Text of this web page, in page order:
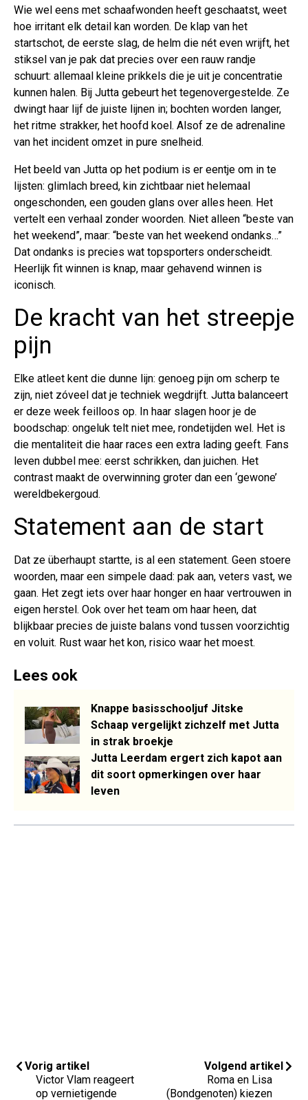
Wie wel eens met schaafwonden heeft geschaatst, weet
hoe irritant elk detail kan worden. De klap van het
startschot, de eerste slag, de helm die nét even wrijft, het
stiksel van je pak dat precies over een rauw randje
schuurt: allemaal kleine prikkels die je uit je concentratie
kunnen halen. Bij Jutta gebeurt het tegenovergestelde. Ze
dwingt haar lijf de juiste lijnen in; bochten worden langer,
het ritme strakker, het hoofd koel. Alsof ze de adrenaline
van het incident omzet in pure snelheid.
Het beeld van Jutta op het podium is er eentje om in te
lijsten: glimlach breed, kin zichtbaar niet helemaal
ongeschonden, een gouden glans over alles heen. Het
vertelt een verhaal zonder woorden. Niet alleen “beste van
het weekend”, maar: “beste van het weekend ondanks…”
Dat ondanks is precies wat topsporters onderscheidt.
Heerlijk fit winnen is knap, maar gehavend winnen is
iconisch.
De kracht van het streepje
pijn
Elke atleet kent die dunne lijn: genoeg pijn om scherp te
zijn, niet zóveel dat je techniek wegdrijft. Jutta balanceert
er deze week feilloos op. In haar slagen hoor je de
boodschap: ongeluk telt niet mee, rondetijden wel. Het is
die mentaliteit die haar races een extra lading geeft. Fans
leven dubbel mee: eerst schrikken, dan juichen. Het
contrast maakt de overwinning groter dan een ‘gewone’
wereldbekergoud.
Statement aan de start
Dat ze überhaupt startte, is al een statement. Geen stoere
woorden, maar een simpele daad: pak aan, veters vast, we
gaan. Het zegt iets over haar honger en haar vertrouwen in
eigen herstel. Ook over het team om haar heen, dat
blijkbaar precies de juiste balans vond tussen voorzichtig
en voluit. Rust waar het kon, risico waar het moest.
Lees ook
Knappe basisschooljuf Jitske
Schaap vergelijkt zichzelf met Jutta
in strak broekje
Jutta Leerdam ergert zich kapot aan
dit soort opmerkingen over haar
leven
Vorig artikel
Victor Vlam reageert
op vernietigende
Volgend artikel
Roma en Lisa
(Bondgenoten) kiezen